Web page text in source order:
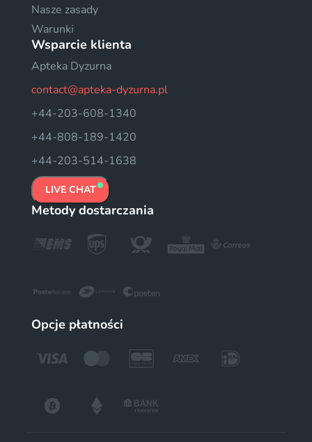
Nasze zasady
Warunki
Wsparcie klienta
Apteka Dyzurna
contact@apteka-dyzurna.pl
+44-203-608-1340
+44-808-189-1420
+44-203-514-1638
LIVE CHAT
Metody dostarczania
Opcje płatności